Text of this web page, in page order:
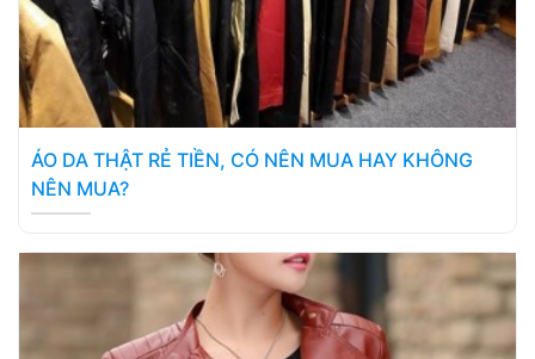
ÁO DA THẬT RẺ TIỀN, CÓ NÊN MUA HAY KHÔNG
NÊN MUA?